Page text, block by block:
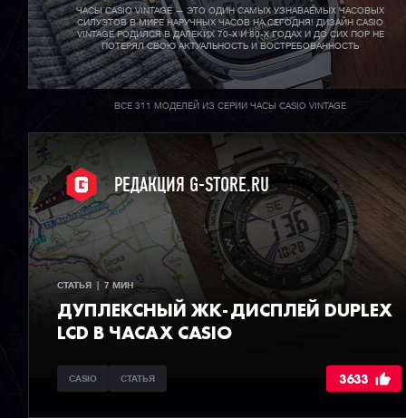
ЧАСЫ CASIO VINTAGE — ЭТО ОДИН САМЫХ УЗНАВАЕМЫХ ЧАСОВЫХ
СИЛУЭТОВ В МИРЕ НАРУЧНЫХ ЧАСОВ НА СЕГОДНЯ! ДИЗАЙН CASIO
VINTAGE РОДИЛСЯ В ДАЛЕКИХ 70-X И 80-X ГОДАХ И ДО СИХ ПОР НЕ
ПОТЕРЯЛ СВОЮ АКТУАЛЬНОСТЬ И ВОСТРЕБОВАННОСТЬ
ВСЕ 311 МОДЕЛЕЙ ИЗ СЕРИИ ЧАСЫ CASIO VINTAGE
РЕДАКЦИЯ G-STORE.RU
СТАТЬЯ  |  7 МИН
ДУПЛЕКСНЫЙ ЖК-ДИСПЛЕЙ DUPLEX
LCD В ЧАСАХ CASIO
CASIO СТАТЬЯ 3633